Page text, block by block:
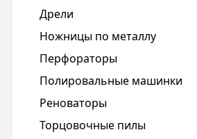
Дрели
Ножницы по металлу
Перфораторы
Полировальные машинки
Реноваторы
Торцовочные пилы